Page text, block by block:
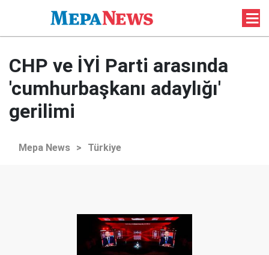
CHP ve İYİ Parti arasında
'cumhurbaşkanı adaylığı'
gerilimi
Mepa News > Türkiye